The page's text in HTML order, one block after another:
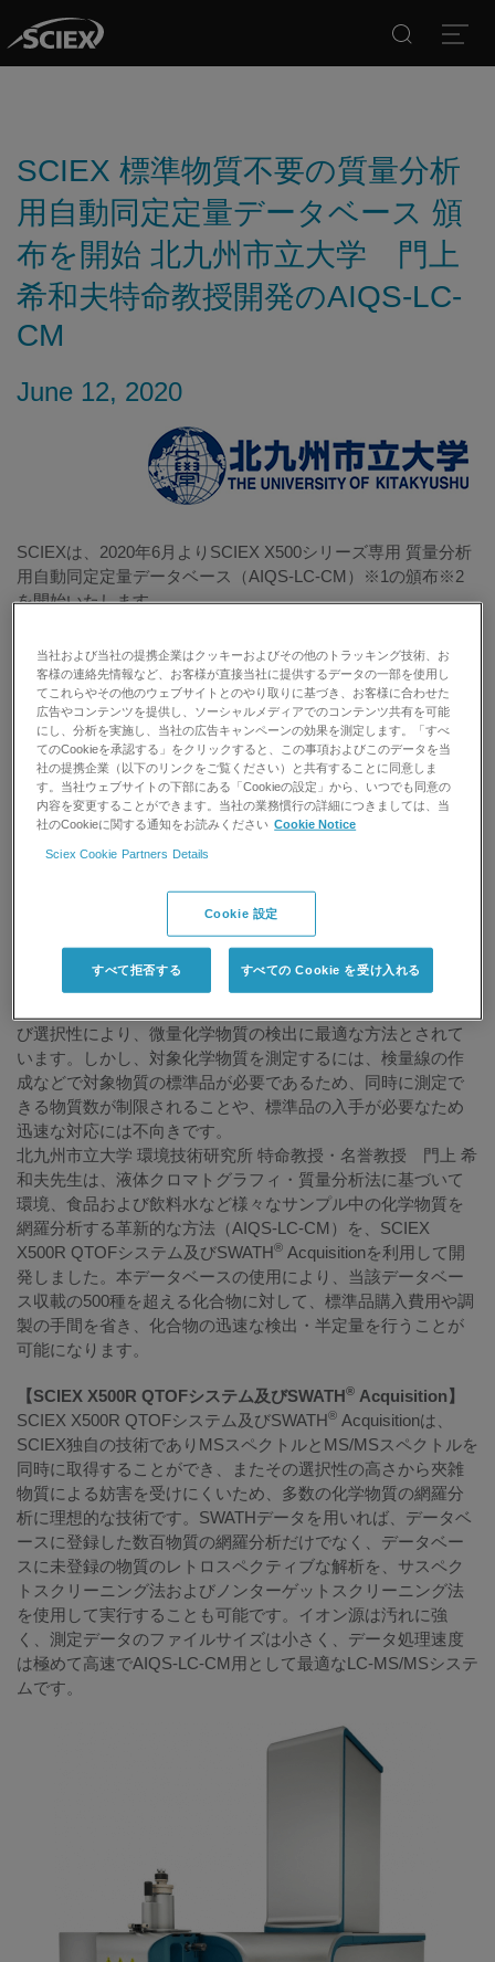
SCIEX 標準物質不要の質量分析
用自動同定定量データベース 頒
布を開始 北九州市立大学 門上
希和夫特命教授開発のAIQS-LC-
CM
June 12, 2020
SCIEXは、2020年6月よりSCIEX X500シリーズ専用 質量分析
用自動同定定量データベース（AIQS-LC-CM）※1の頒布※2
を開始いたします。
本データベースは500種類以上の化合物の標準品検量線情報と
MS/MSスペクトルを含み、データベースに含まれる化合物の
検出及び半定量を迅速に行えます。SCIEXは将来的に本デー
タベース収載の化合物数を拡充し、環境分野のみならず食品
など広い分野に対応可能なデータベースの構築を目指しま
す。
【AIQS-LC-CM（質量分析用自動同定定量データベース）】
合成化学物質による環境汚染は全世界で現在進行中の問題で
あり、気候変動の原因となるだけでなく、ヒト、動物および
植物の健康に悪影響を及ぼすと考えられています。さらにそ
の種類と生産・使用量は、ともに近年増加の一途をたどって
います。この問題に対処するためには、様々な環境媒体の汚
び選択性により、微量化学物質の検出に最適な方法とされて
います。しかし、対象化学物質を測定するには、検量線の作
成などで対象物質の標準品が必要であるため、同時に測定で
きる物質数が制限されることや、標準品の入手が必要なため
迅速な対応には不向きです。
北九州市立大学 環境技術研究所 特命教授・名誉教授 門上 希
和夫先生は、液体クロマトグラフィ・質量分析法に基づいて
環境、食品および飲料水など様々なサンプル中の化学物質を
網羅分析する革新的な方法（AIQS-LC-CM）を、SCIEX
X500R QTOFシステム及びSWATH® Acquisitionを利用して開
発しました。本データベースの使用により、当該データベー
ス収載の500種を超える化合物に対して、標準品購入費用や調
製の手間を省き、化合物の迅速な検出・半定量を行うことが
可能になります。
【SCIEX X500R QTOFシステム及びSWATH® Acquisition】
SCIEX X500R QTOFシステム及びSWATH® Acquisitionは、
SCIEX独自の技術でありMSスペクトルとMS/MSスペクトルを
同時に取得することができ、またその選択性の高さから夾雑
物質による妨害を受けにくいため、多数の化学物質の網羅分
析に理想的な技術です。SWATHデータを用いれば、データベ
ースに登録した数百物質の網羅分析だけでなく、データベー
スに未登録の物質のレトロスペクティブな解析を、サスペク
トスクリーニング法およびノンターゲットスクリーニング法
を使用して実行することも可能です。イオン源は汚れに強
く、測定データのファイルサイズは小さく、データ処理速度
は極めて高速でAIQS-LC-CM用として最適なLC-MS/MSシステ
ムです。
当社および当社の提携企業はクッキーおよびその他のトラッキング技術、お
客様の連絡先情報など、お客様が直接当社に提供するデータの一部を使用し
てこれらやその他のウェブサイトとのやり取りに基づき、お客様に合わせた
広告やコンテンツを提供し、ソーシャルメディアでのコンテンツ共有を可能
にし、分析を実施し、当社の広告キャンペーンの効果を測定します。「すべ
てのCookieを承認する」をクリックすると、この事項およびこのデータを当
社の提携企業（以下のリンクをご覧ください）と共有することに同意しま
す。当社ウェブサイトの下部にある「Cookieの設定」から、いつでも同意の
内容を変更することができます。当社の業務慣行の詳細につきましては、当
社のCookieに関する通知をお読みください Cookie Notice
Sciex Cookie Partners Details
Cookie 設定
すべて拒否する すべての Cookie を受け入れる